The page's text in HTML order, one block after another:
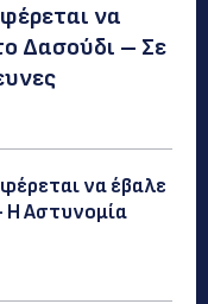
να
Δασούδι – Σε
να έβαλε
Η Αστυνομία